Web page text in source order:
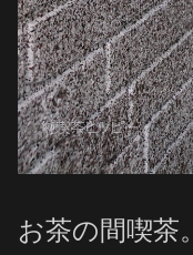
お茶の間喫茶。